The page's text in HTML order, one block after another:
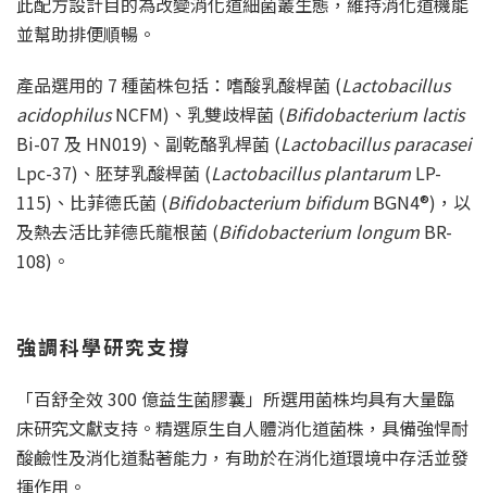
並幫助排便順暢。
產品選用的 7 種菌株包括：嗜酸乳酸桿菌 (Lactobacillus
acidophilusNCFM)、乳雙歧桿菌 (Bifidobacterium lactis
Bi-07 及 HN019)、副乾酪乳桿菌 (Lactobacillus paracasei
Lpc-37)、胚芽乳酸桿菌 (Lactobacillus plantarum LP-
115)、比菲德氏菌 (Bifidobacterium bifidum BGN4®)，以
及熱去活比菲德氏龍根菌 (Bifidobacterium longum BR-
108)。
強調科學研究支撐
「百舒全效 300 億益生菌膠囊」所選用菌株均具有大量臨
床研究文獻支持。精選原生自人體消化道菌株，具備強悍耐
酸鹼性及消化道黏著能力，有助於在消化道環境中存活並發
揮作用。